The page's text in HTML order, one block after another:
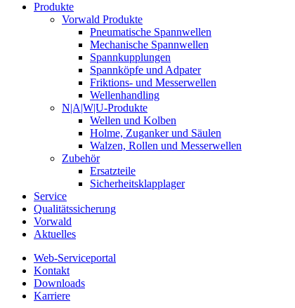
Produkte
Vorwald Produkte
Pneumatische Spannwellen
Mechanische Spannwellen
Spannkupplungen
Spannköpfe und Adpater
Friktions- und Messerwellen
Wellenhandling
N|A|W|U-Produkte
Wellen und Kolben
Holme, Zuganker und Säulen
Walzen, Rollen und Messerwellen
Zubehör
Ersatzteile
Sicherheitsklapplager
Service
Qualitätssicherung
Vorwald
Aktuelles
Web-Serviceportal
Kontakt
Downloads
Karriere